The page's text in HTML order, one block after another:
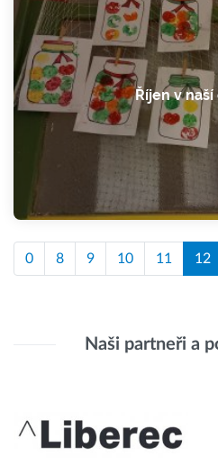
Říjen v
0 8 9 10 11 12
Naši partneři a